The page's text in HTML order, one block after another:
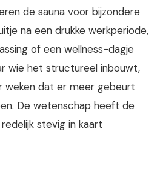
de sauna voor bijzondere
na een drukke werkperiode,
of een wellness-dagje
wie het structureel inbouwt,
weken dat er meer gebeurt
De wetenschap heeft de
stevig in kaart